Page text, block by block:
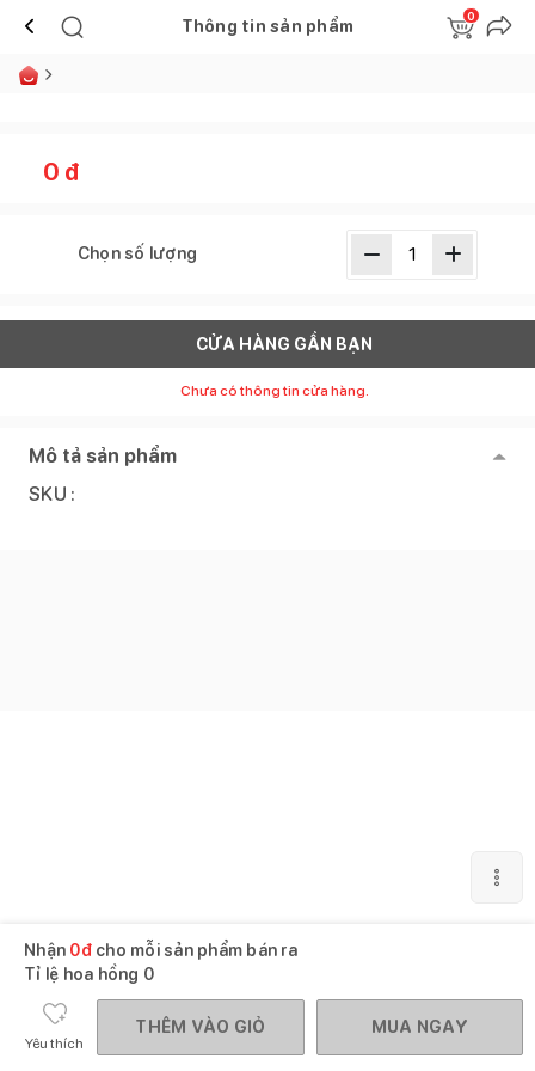
Thông tin sản phẩm
0
0 đ
Chọn số lượng
CỬA HÀNG GẦN BẠN
Chưa có thông tin cửa hàng.
Mô tả sản phẩm
SKU :
Nhận 0đcho mỗi sản phẩm bán ra
Tỉ lệ hoa hồng 0
Yêu thích
THÊM VÀO GIỎ MUA NGAY